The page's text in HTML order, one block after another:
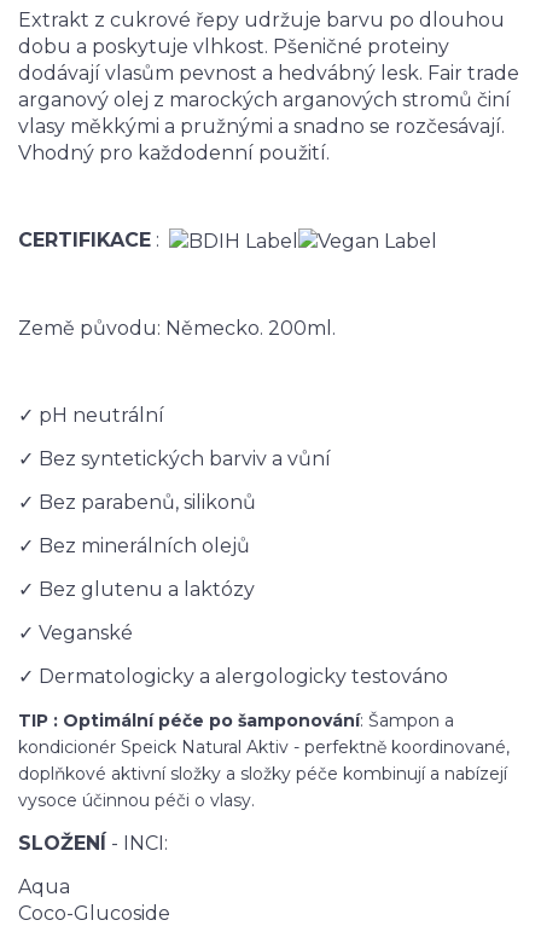
Extrakt z cukrové řepy udržuje barvu po dlouhou
dobu a poskytuje vlhkost. Pšeničné proteiny
dodávají vlasům pevnost a hedvábný lesk. Fair trade
arganový olej z marockých arganových stromů činí
vlasy měkkými a pružnými a snadno se rozčesávají.
Vhodný pro každodenní použití.
CERTIFIKACE :
Země původu: Německo. 200ml.
✓ pH neutrální
✓ Bez syntetických barviv a vůní
✓ Bez parabenů, silikonů
✓ Bez minerálních olejů
✓ Bez glutenu a laktózy
✓ Veganské
✓ Dermatologicky a alergologicky testováno
TIP : Optimální péče po šamponování: Šampon a
kondicionér Speick Natural Aktiv - perfektně koordinované,
doplňkové aktivní složky a složky péče kombinují a nabízejí
vysoce účinnou péči o vlasy.
SLOŽENÍ - INCI:
Aqua
Coco-Glucoside